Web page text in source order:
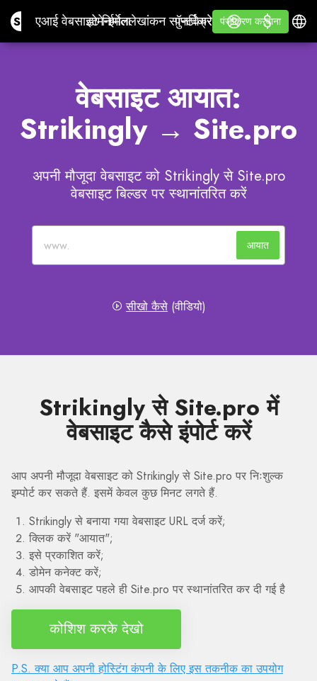
Site.proएआई वेबसाइट निर्माता
एआई वेबसाइट निर्माता
डोमेन
डोमेनईमेल
ईमेललेखांकन सॉफ्टवेयर
लेखांकन सॉफ्टवेयरपुनर्विक्रेताओं के लिएसफेद
पुनर्विक्रेताओं के लिए
सफेद उपनाम
सीखना
सीखना
पंजीकरण करवाना
पंजीकरण करवाना
लॉग इन करें$
$ हिन्दी
वेबसाइट आयात:
Strikingly → Site.pro
अपनी मौजूदा वेबसाइट को Strikingly से Site.pro
वेबसाइट बिल्डर पर स्थानांतरित करें
आयात
सीखो कैसे (वीडियो)
Strikingly से Site.pro में
वेबसाइट कैसे इंपोर्ट करें
आप अपनी मौजूदा वेबसाइट को Strikingly से Site.pro पर निःशुल्क
इम्पोर्ट कर सकते हैं. इसमें केवल कुछ मिनट लगते हैं.
Strikingly से बनाया गया वेबसाइट URL दर्ज करें;
क्लिक करें "आयात";
इसे प्रकाशित करें;
डोमेन कनेक्ट करें;
आपकी वेबसाइट पहले ही Site.pro पर स्थानांतरित कर दी गई है
कोशिश करके देखो
P.S. क्या आप अपनी होस्टिंग कंपनी के लिए इस तकनीक का उपयोग